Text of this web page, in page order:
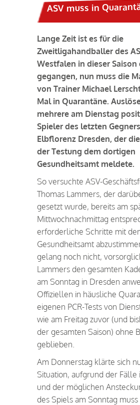
ASV muss in
Lange Zeit ist es für die
Zweitligahandballer des
Westfalen in dieser Saison
gegangen, nun muss die
von Trainer Michael
Mal in Quarantäne.
mehrere am Dienstag
Spieler des letzten
Elbflorenz Dresden, der
der Testung dem dortigen
Gesundheitsamt meldete.
So versuchte ASV-
Thomas Lammers, der
gesetzt wurde, bereits am
Mittwochnachmittag
erforderliche Schritte mit
Gesundheitsamt
gelang noch nicht,
Lammers den gesamten
am Sonntag in Dresden
Offiziellen in häusliche
eigenen PCR-Tests von
wie am Freitag zuvor (und
der gesamten Saison) ohne
geblieben.
Am Donnerstag klärte sich
Situation, aufgrund der Fälle
und der möglichen
des Spiels am Sonntag